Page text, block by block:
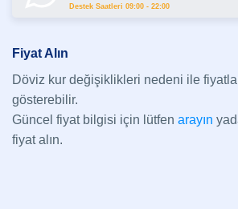
Destek Saatleri 09:00 - 22:00
Fiyat Alın
Döviz kur değişiklikleri nedeni ile
gösterebilir.
Güncel fiyat bilgisi için lütfen arayın
fiyat alın.